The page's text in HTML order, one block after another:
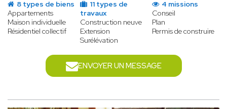
8 types de biens
Appartements
Maison individuelle
Résidentiel collectif
11 types de
travaux
Construction neuve
Extension
Surélévation
4 missions
Conseil
Plan
Permis de construire
ENVOYER UN MESSAGE